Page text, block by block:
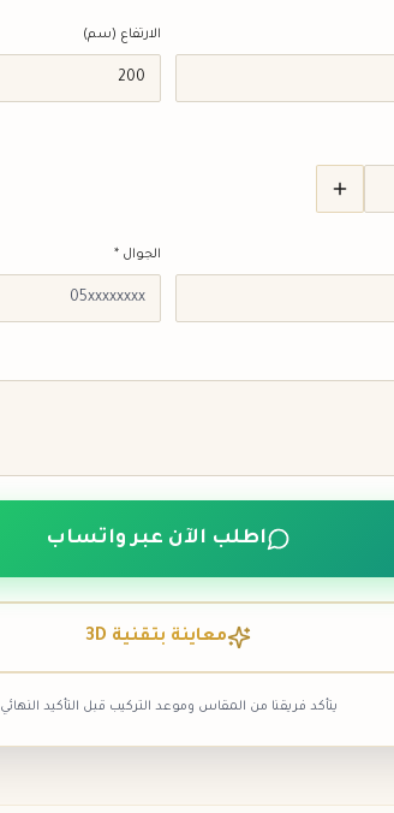
الارتفاع (سم)
الجوال *
اطلب الآن عبر واتساب
معاينة بتقنية 3D
يتأكد فريقنا من المقاس وموعد التركيب قبل التأكيد النهائي